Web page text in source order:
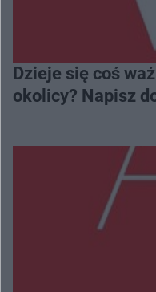
Dzieje się coś
okolicy? Napisz